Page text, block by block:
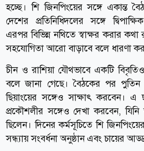
হচ্ছে। শি জিনপিংয়ের সঙ্গে একান্ত
দেশের প্রতিনিধিদলের সঙ্গে
এরপর বিভিন্ন নথিতে স্বাক্ষর করার
সহযোগিতা আরো বাড়াবে বলে ধারণা
চীন ও রাশিয়া যৌথভাবে একটি
বলে জানা গেছে। বৈঠকের পর পুতিন
ছিয়াংয়ের সঙ্গেও সাক্ষাৎ করবেন। এ
প্রকৌশলীর সঙ্গেও দেখা করবেন,
ছিলেন। দিনের কর্মসূচিতে শি
সন্ধ্যায় সংবর্ধনা অনুষ্ঠান এবং চায়ের